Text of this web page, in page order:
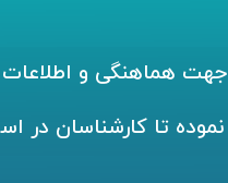
جهت هماهنگی و اطلاعات
نموده تا کارشناسان در